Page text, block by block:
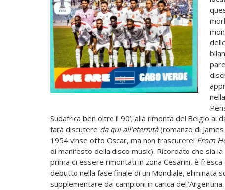
Sudafrica ben oltre il 90’; alla rimonta del Belgio ai
farà discutere da qui all’eternità(romanzo di James
1954 vinse otto Oscar, ma non trascurerei From
di manifesto della disco music). Ricordato che sia
prima di essere rimontati in zona Cesarini, è
debutto nella fase finale di un Mondiale, eliminata
supplementare dai campioni in carica